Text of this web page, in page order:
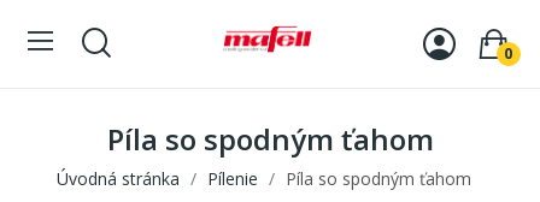
0
Píla so spodným ťahom
Úvodná stránka Pílenie Píla so spodným ťahom